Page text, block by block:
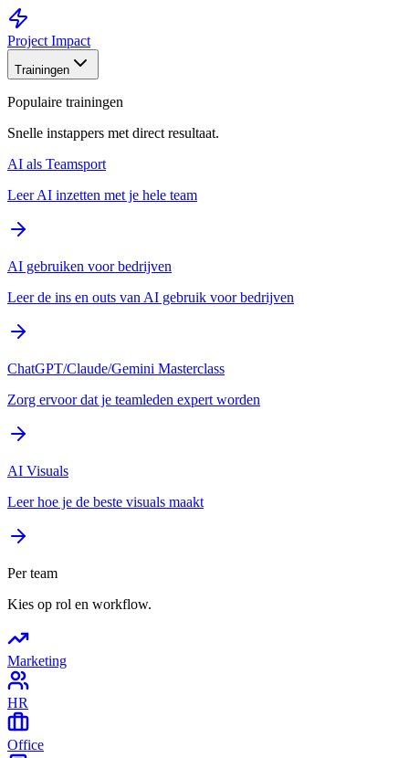
Project Impact
Trainingen
Populaire trainingen
Snelle instappers met direct resultaat.
AI als Teamsport
Leer AI inzetten met je hele team
AI gebruiken voor bedrijven
Leer de ins en outs van AI gebruik voor bedrijven
ChatGPT/Claude/Gemini Masterclass
Zorg ervoor dat je teamleden expert worden
AI Visuals
Leer hoe je de beste visuals maakt
Per team
Kies op rol en workflow.
Marketing
HR
Office